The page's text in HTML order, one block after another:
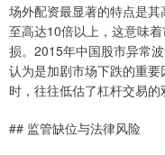
场外配资最显著的特点是
至高达10倍以上，这意味
损。2015年中国股市异常
认为是加剧市场下跌的重
时，往往低估了杠杆交易的
## 监管缺位与法律风险